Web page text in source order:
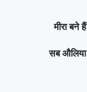
मीरा बने
सब औलिया